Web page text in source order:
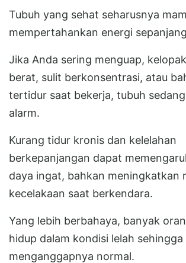
Tubuh yang sehat seharusnya
mempertahankan energi
Jika Anda sering menguap,
berat, sulit berkonsentrasi, atau
tertidur saat bekerja, tubuh
alarm.
Kurang tidur kronis dan kelelahan
berkepanjangan dapat
daya ingat, bahkan meningkatkan
kecelakaan saat berkendara.
Yang lebih berbahaya, banyak
hidup dalam kondisi lelah sehingga
menganggapnya normal.